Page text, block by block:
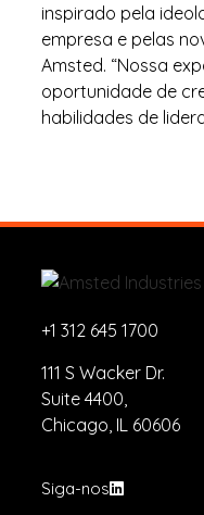
inspirado pela
empresa e pelas
Amsted. “Nossa
oportunidade de
habilidades de
+1 312 645 1700
111 S Wacker Dr.
Suite 4400,
Chicago, IL 60606
Siga-nos